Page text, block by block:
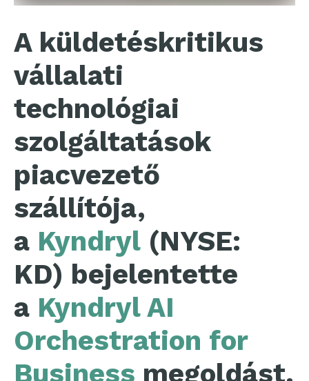
A küldetéskritikus
vállalati
technológiai
szolgáltatások
piacvezető
szállítója,
a Kyndryl (NYSE:
KD) bejelentette
a Kyndryl AI
Orchestration for
Business megoldást.